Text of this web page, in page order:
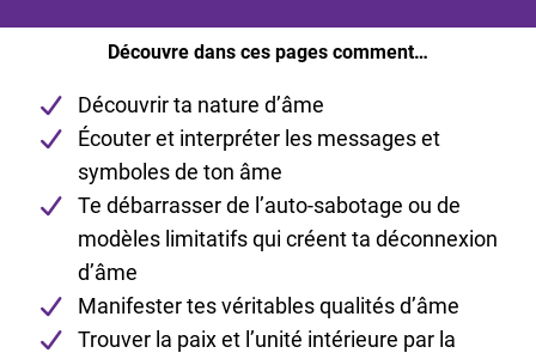
Découvre dans ces pages comment…
Découvrir ta nature d’âme
Écouter et interpréter les messages et
symboles de ton âme
Te débarrasser de l’auto-sabotage ou de
modèles limitatifs qui créent ta déconnexion
d’âme
Manifester tes véritables qualités d’âme
Trouver la paix et l’unité intérieure par la